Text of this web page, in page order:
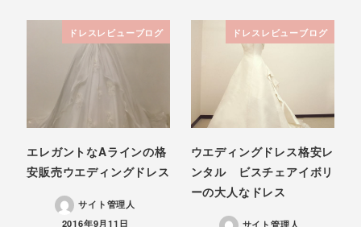
ドレスレビューブログ
エレガントなAラインの格
安販売ウエディングドレス
サイト管理人
投稿日
2016年9月11日
ドレスレビューブログ
ウエディングドレス格安レ
ンタル ビスチェアイボリ
ーの大人なドレス
サイト管理人